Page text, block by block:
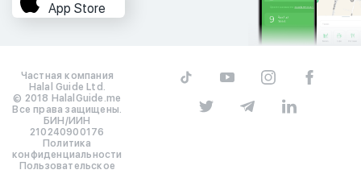
App Store
Частная компания
Halal Guide Ltd.
© 2018 HalalGuide.me
Все права защищены.
БИН/ИИН
210240900176
Политика
конфиденциальности
Пользовательское